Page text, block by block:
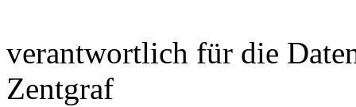
verantwortlich für die
Zentgraf